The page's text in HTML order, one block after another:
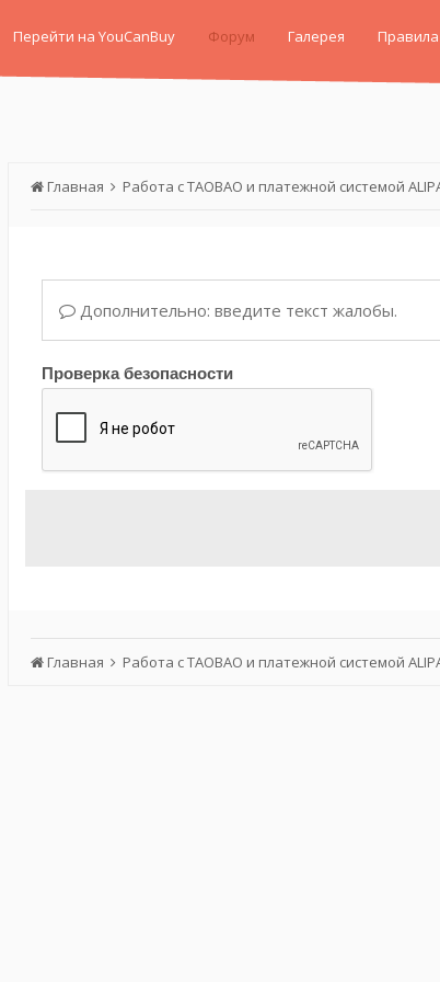
Перейти на YouCanBuy Форум Галерея
Главная Работа с TAOBAO и платежной системой
Дополнительно: введите текст жалобы.
Проверка безопасности
Главная Работа с TAOBAO и платежной системой